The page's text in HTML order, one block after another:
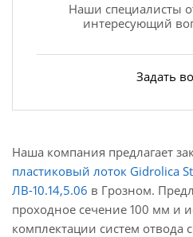
Наши специалисты
интересующий
Задать
Наша компания предлагает
пластиковый лоток Gidrolica
ЛВ-10.14,5.06 в Грозном.
проходное сечение 100 мм и
комплектации систем отвода